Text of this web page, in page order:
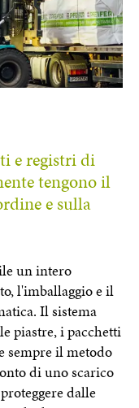
e registri di
tengono il
e sulla
un intero
l'imballaggio e il
Il sistema
piastre, i pacchetti
sempre il metodo
di uno scarico
dalle